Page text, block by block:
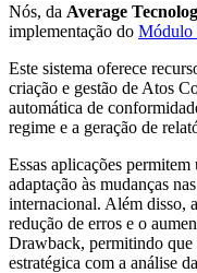
Nós, da Average
implementação do Módulo
Este sistema oferece
criação e gestão de Atos
automática de
regime e a geração de
Essas aplicações
adaptação às mudanças
internacional. Além disso,
redução de erros e o
Drawback, permitindo que
estratégica com a análise